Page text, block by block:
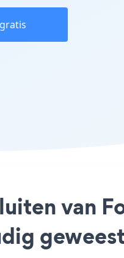
van
geweest